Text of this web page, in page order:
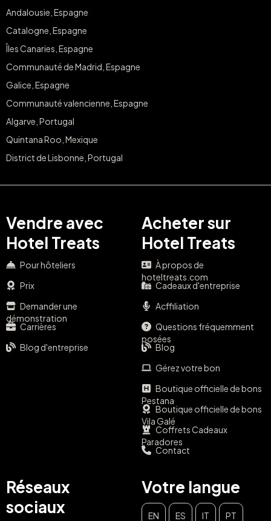
Andalousie, Espagne
Catalogne, Espagne
Îles Canaries, Espagne
Communauté de Madrid, Espagne
Galice, Espagne
Communauté valencienne, Espagne
Algarve, Portugal
Quintana Roo, Mexique
District de Lisbonne, Portugal
Vendre avec
Hotel Treats
Pour hôteliers
Prix
Demander une
démonstration
Carrières
Blog d'entreprise
Acheter sur
Hotel Treats
À propos de
hoteltreats.com
Cadeaux d'entreprise
Acffiliation
Questions fréquemment
posées
Blog
Gérez votre bon
Boutique officielle de bons
Pestana
Boutique officielle de bons
Vila Galé
Coffrets Cadeaux
Paradores
Contact
Réseaux
sociaux
Votre langue
EN ES IT PT